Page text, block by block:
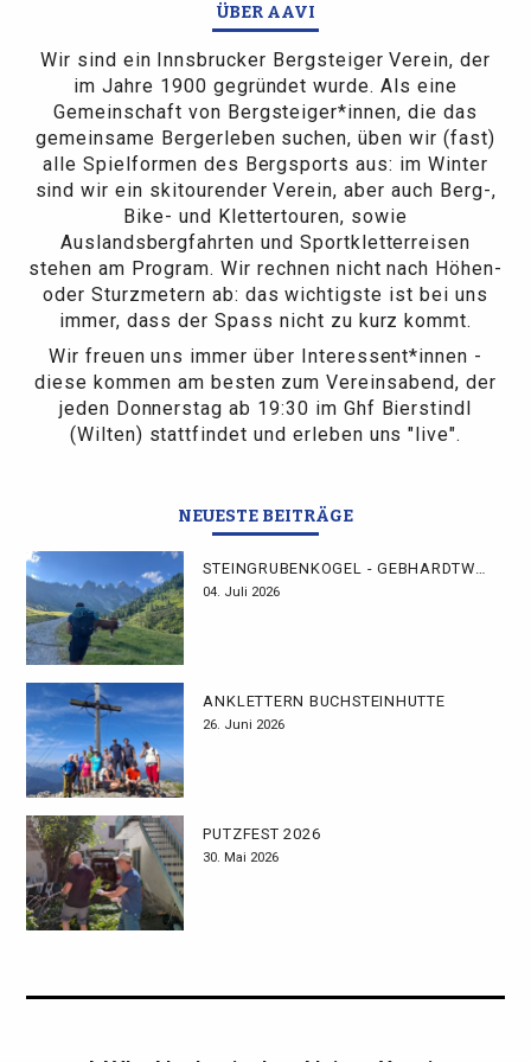
ÜBER AAVI
Wir sind ein Innsbrucker Bergsteiger Verein, der
im Jahre 1900 gegründet wurde. Als eine
Gemeinschaft von Bergsteiger*innen, die das
gemeinsame Bergerleben suchen, üben wir (fast)
alle Spielformen des Bergsports aus: im Winter
sind wir ein skitourender Verein, aber auch Berg-,
Bike- und Klettertouren, sowie
Auslandsbergfahrten und Sportkletterreisen
stehen am Program. Wir rechnen nicht nach Höhen-
oder Sturzmetern ab: das wichtigste ist bei uns
immer, dass der Spass nicht zu kurz kommt.
Wir freuen uns immer über Interessent*innen -
diese kommen am besten zum Vereinsabend, der
jeden Donnerstag ab 19:30 im Ghf Bierstindl
(Wilten) stattfindet und erleben uns "live".
NEUESTE BEITRÄGE
STEINGRUBENKOGEL - GEBHARDTWEG
04. Juli 2026
ANKLETTERN BUCHSTEINHÜTTE
26. Juni 2026
PUTZFEST 2026
30. Mai 2026